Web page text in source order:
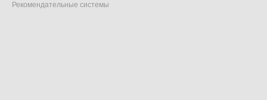
Рекомендательные системы